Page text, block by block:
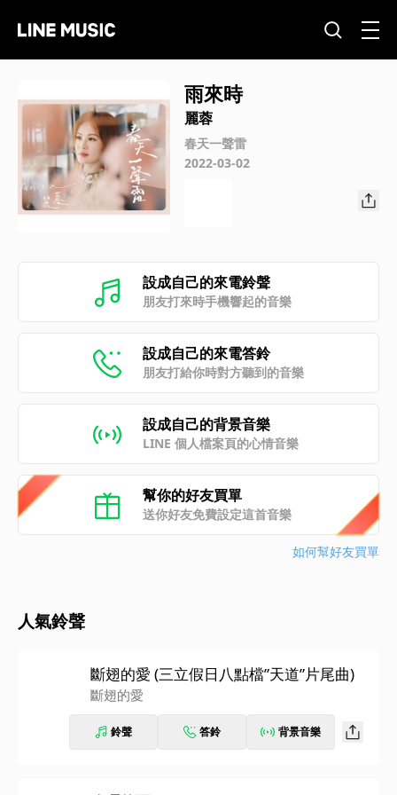
雨來時
麗蓉
春天一聲雷
2022-03-02
設成自己的來電鈴聲
朋友打來時手機響起的音樂
設成自己的來電答鈴
朋友打給你時對方聽到的音樂
設成自己的背景音樂
LINE 個人檔案頁的心情音樂
幫你的好友買單
送你好友免費設定這首音樂
如何幫好友買單
人氣鈴聲
斷翅的愛 (三立假日八點檔”天道”片尾曲)
斷翅的愛
鈴聲 答鈴 背景音樂